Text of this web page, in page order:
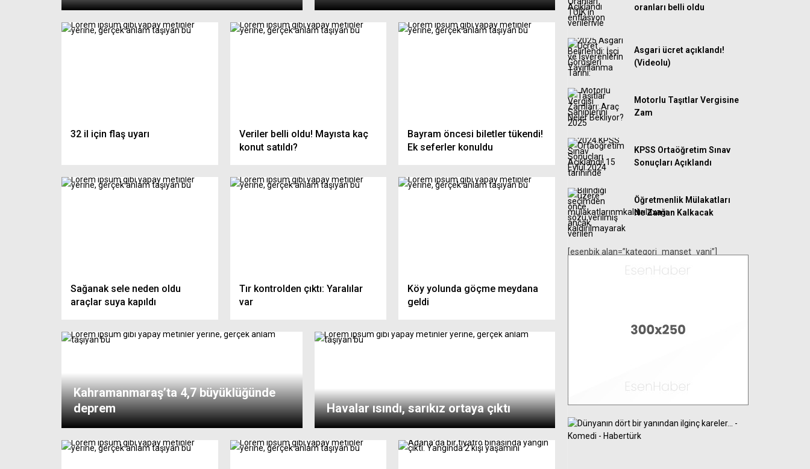
32 il için flaş uyarı
Veriler belli oldu! Mayısta kaç
konut satıldı?
Bayram öncesi biletler tükendi!
Ek seferler konuldu
Sağanak sele neden oldu
araçlar suya kapıldı
Tır kontrolden çıktı: Yaralılar
var
Köy yolunda göçme meydana
geldi
Kahramanmaraş’ta 4,7 büyüklüğünde
deprem
Havalar ısındı, sarıkız ortaya çıktı
oranları belli oldu
Asgari ücret açıklandı!
(Videolu)
Motorlu Taşıtlar Vergisine
Zam
KPSS Ortaöğretim Sınav
Sonuçları Açıklandı
Öğretmenlik Mülakatları
Ne Zaman Kalkacak
[esenbik alan=”kategori_manset_yani”]